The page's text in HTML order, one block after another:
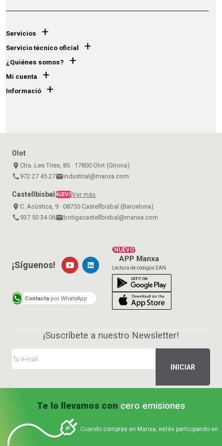
Servicios +
Servicio técnico oficial +
¿Quiénes somos? +
Mi cuenta +
Informació +
Olot
place Ctra. Les Tries, 85 · 17800 Olot (Girona)
call 972 27 45 27emailindustrial@manxa.com
Castellbisbal NUEVOVer más
place C. Acústica, 9 · 08755 Castellbisbal (Barcelona)
call 937 50 34 06email botigacastellbisbal@manxa.com
¡NUEVO!
APP Manxa
Lectura de códigos EAN
¡Síguenos!
Contacta por WhatsApp
¡Suscríbete a nuestro Newsletter!
Te lo llevamos con cero emisiones
Cuando compras en Manxa, estás participando en